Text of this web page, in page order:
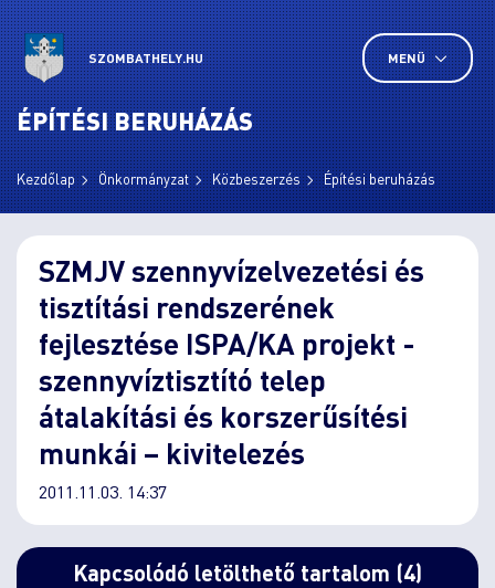
SZOMBATHELY.HU MENÜ
ÉPÍTÉSI BERUHÁZÁS
Kezdőlap Önkormányzat Közbeszerzés Építési beruházás
SZMJV szennyvízelvezetési és
tisztítási rendszerének
fejlesztése ISPA/KA projekt -
szennyvíztisztító telep
átalakítási és korszerűsítési
munkái – kivitelezés
2011.11.03. 14:37
Kapcsolódó letölthető tartalom (4)